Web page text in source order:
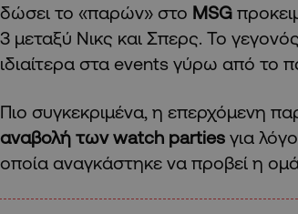
δώσει το «παρών» στο MSG
3 μεταξύ Νικς και Σπερς. Το
ιδιαίτερα στα events γύρω από το
Πιο συγκεκριμένα, η επερχόμενη
αναβολή των watch parties για
οποία αναγκάστηκε να προβεί η